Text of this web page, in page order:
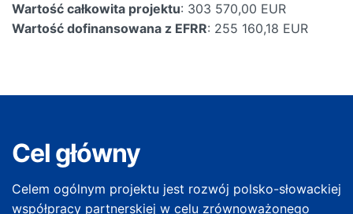
Wartość całkowita projektu: 303 570,00 EUR
Wartość dofinansowana z EFRR: 255 160,18 EUR
Cel główny
Celem ogólnym projektu jest rozwój polsko-słowackiej
współpracy partnerskiej w celu zrównoważonego